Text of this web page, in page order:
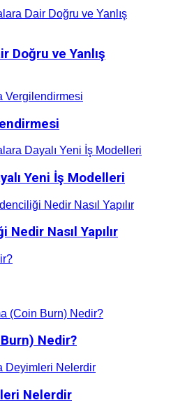
Doğru ve Yanlış
Yeni İş Modelleri
Nasıl Yapılır
Nedir?
Nelerdir